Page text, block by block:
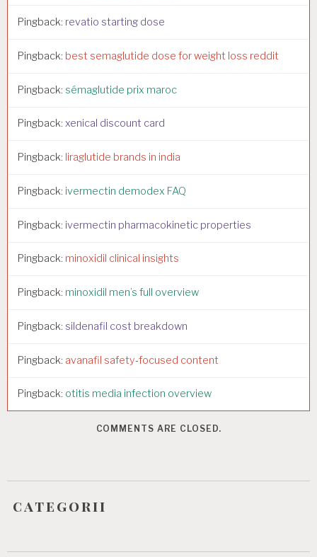
Pingback: revatio starting dose
Pingback: best semaglutide dose for weight loss reddit
Pingback: sémaglutide prix maroc
Pingback: xenical discount card
Pingback: liraglutide brands in india
Pingback: ivermectin demodex FAQ
Pingback: ivermectin pharmacokinetic properties
Pingback: minoxidil clinical insights
Pingback: minoxidil men’s full overview
Pingback: sildenafil cost breakdown
Pingback: avanafil safety‑focused content
Pingback: otitis media infection overview
COMMENTS ARE CLOSED.
categorii